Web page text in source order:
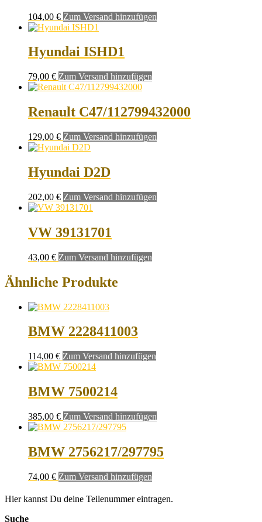
104,00 € Zum Versand hinzufügen
Hyundai ISHD1
79,00 € Zum Versand hinzufügen
Renault C47/112799432000
129,00 € Zum Versand hinzufügen
Hyundai D2D
202,00 € Zum Versand hinzufügen
VW 39131701
43,00 € Zum Versand hinzufügen
Ähnliche Produkte
BMW 2228411003
114,00 € Zum Versand hinzufügen
BMW 7500214
385,00 € Zum Versand hinzufügen
BMW 2756217/297795
74,00 € Zum Versand hinzufügen
Hier kannst Du deine Teilenummer eintragen.
Suche